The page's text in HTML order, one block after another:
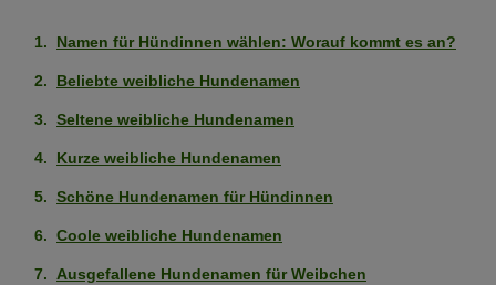
Namen für Hündinnen wählen: Worauf kommt es an?
Beliebte weibliche Hundenamen
Seltene weibliche Hundenamen
Kurze weibliche Hundenamen
Schöne Hundenamen für Hündinnen
Coole weibliche Hundenamen
Ausgefallene Hundenamen für Weibchen